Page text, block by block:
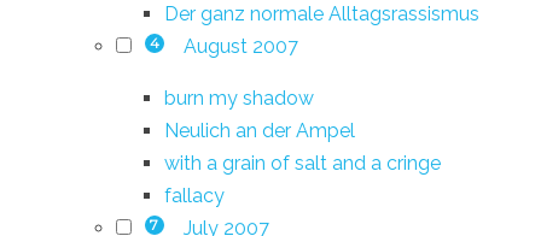
Der ganz normale Alltagsrassismus
4 August 2007
burn my shadow
Neulich an der Ampel
with a grain of salt and a cringe
fallacy
7 July 2007